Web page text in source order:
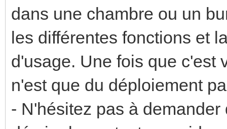
dans une chambre ou un
les différentes fonctions et
d'usage. Une fois que c'est
n'est que du déploiement
- N'hésitez pas à